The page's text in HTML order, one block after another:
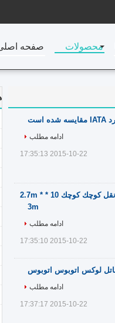
صفحه محصولات
ادامه مطلب
2015-10-22 17:35:13
Airport Shuttle Transit Airport مركز حمل و نقل كوچك كوچك 10 * 2.7m *
3m
ادامه مطلب
2015-10-22 17:35:10
ادامه مطلب
2015-10-22 17:37:17